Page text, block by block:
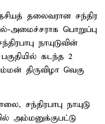
தலைவரான சந்திர
அமைச்சராக பொறுப்பு
நாயுடுவின்
கடந்த 2
திருவிழா வெகு
சந்திரபாபு நாயுடு
அம்மனுக்குபட்டு